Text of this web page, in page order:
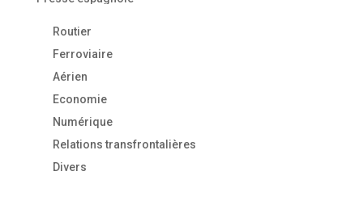
Routier
Ferroviaire
Aérien
Economie
Numérique
Relations transfrontalières
Divers